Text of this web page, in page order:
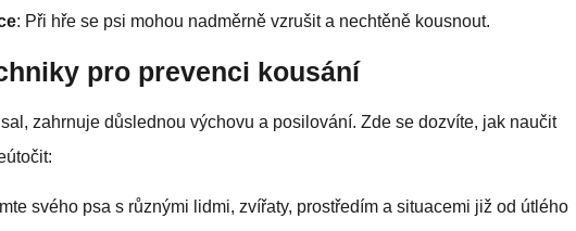
: Při hře se psi mohou nadměrně vzrušit a nechtěně kousnout.
pro prevenci kousání
zahrnuje důslednou výchovu a posilování. Zde se dozvíte, jak naučit
svého psa s různými lidmi, zvířaty, prostředím a situacemi již od útlého